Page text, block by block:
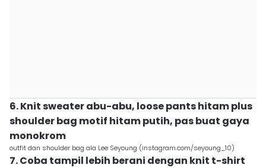
6. Knit sweater abu-abu, loose pants hitam plus
shoulder bag motif hitam putih, pas buat gaya
monokrom
outfit dan shoulder bag ala Lee Seyoung (instagram.com/seyoung_10)
7. Coba tampil lebih berani dengan knit t-shirt